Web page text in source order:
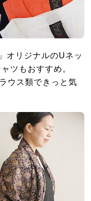
オリジナルのUネッ
ツもおすすめ。
ウス類できっと気